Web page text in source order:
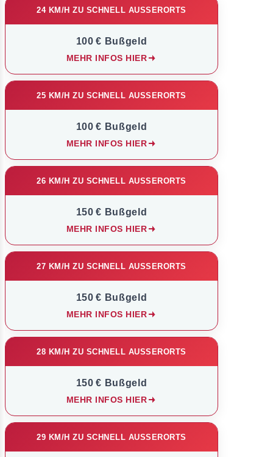
24 KM/H ZU SCHNELL AUSSERORTS
100 € Bußgeld
MEHR INFOS HIER
25 KM/H ZU SCHNELL AUSSERORTS
100 € Bußgeld
MEHR INFOS HIER
26 KM/H ZU SCHNELL AUSSERORTS
150 € Bußgeld
MEHR INFOS HIER
27 KM/H ZU SCHNELL AUSSERORTS
150 € Bußgeld
MEHR INFOS HIER
28 KM/H ZU SCHNELL AUSSERORTS
150 € Bußgeld
MEHR INFOS HIER
29 KM/H ZU SCHNELL AUSSERORTS